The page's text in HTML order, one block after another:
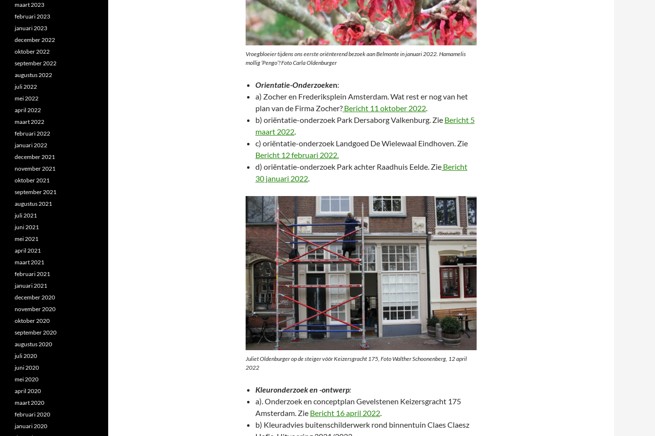
Vroegbloeier tijdens ons eerste oriënterend bezoek aan Belmonte in januari 2022. Hamamelis
mollig ‘Pengo’? Foto Carla Oldenburger
Orientatie-Onderzoeken:
a) Zocher en Frederiksplein Amsterdam. Wat rest er nog van het
plan van de Firma Zocher? Bericht 11 oktober 2022.
b) oriëntatie-onderzoek Park Dersaborg Valkenburg. Zie Bericht 5
maart 2022.
c) oriëntatie-onderzoek Landgoed De Wielewaal Eindhoven. Zie
Bericht 12 februari 2022.
d) oriëntatie-onderzoek Park achter Raadhuis Eelde. Zie Bericht
30 januari 2022.
Juliet Oldenburger op de steiger vóór Keizersgracht 175, Foto Walther Schoonenberg, 12 april
2022
Kleuronderzoek en -ontwerp:
a). Onderzoek en conceptplan Gevelstenen Keizersgracht 175
Amsterdam. Zie Bericht 16 april 2022.
b) Kleuradvies buitenschilderwerk rond binnentuin Claes Claesz
maart 2023
februari 2023
januari 2023
december 2022
oktober 2022
september 2022
augustus 2022
juli 2022
mei 2022
april 2022
maart 2022
februari 2022
januari 2022
december 2021
november 2021
oktober 2021
september 2021
augustus 2021
juli 2021
juni 2021
mei 2021
april 2021
maart 2021
februari 2021
januari 2021
december 2020
november 2020
oktober 2020
september 2020
augustus 2020
juli 2020
juni 2020
mei 2020
april 2020
maart 2020
februari 2020
januari 2020